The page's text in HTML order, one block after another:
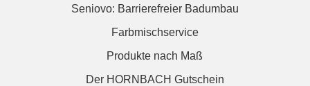
Seniovo: Barrierefreier Badumbau
Farbmischservice
Produkte nach Maß
Der HORNBACH Gutschein